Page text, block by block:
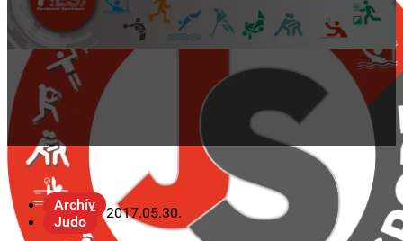
Archív
Judo
2017.05.30.